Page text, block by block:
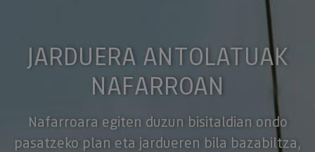
JARDUERA ANTOLATUAK
NAFARROAN
Nafarroara egiten duzun bisitaldian ondo
pasatzeko plan eta jardueren bila bazabiltza,